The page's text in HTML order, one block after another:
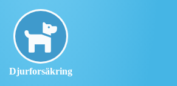
Djurforsäkring